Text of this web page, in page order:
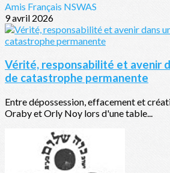
Amis Français NSWAS
9 avril 2026
Vérité, responsabilité et avenir
de catastrophe permanente
Entre dépossession, effacement et
Oraby et Orly Noy lors d'une table...